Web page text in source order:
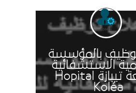
توظيف بالمؤسسة
الاستشفائية
للقليعة تيبازة Hopital
Koléa